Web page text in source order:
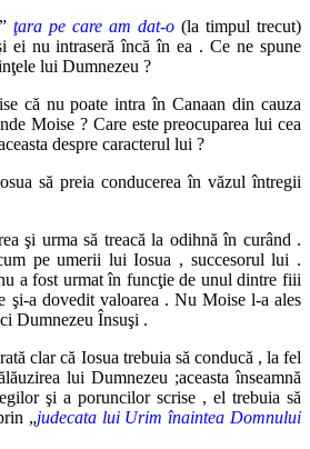
ţara pe care am dat-o (la timpul trecut)
ei nu intraseră încă în ea . Ce ne spune
lui Dumnezeu ?
că nu poate intra în Canaan din cauza
Moise ? Care este preocuparea lui cea
despre caracterul lui ?
să preia conducerea în văzul întregii
şi urma să treacă la odihnă în curând .
pe umerii lui Iosua , succesorul lui .
a fost urmat în funcţie de unul dintre fiii
şi-a dovedit valoarea . Nu Moise l-a ales
Dumnezeu Însuşi .
clar că Iosua trebuia să conducă , la fel
lui Dumnezeu ;aceasta înseamnă
şi a poruncilor scrise , el trebuia să
„judecata lui Urim înaintea Domnului